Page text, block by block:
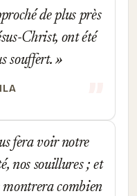
de plus près
Christ, ont été
souffert.
fera voir notre
nos souillures ; et
combien